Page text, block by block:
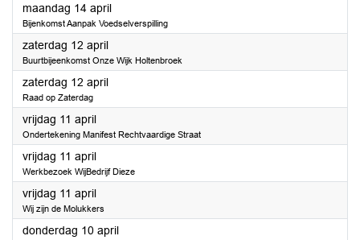
maandag 14 april2025
Bijenkomst Aanpak Voedselverspilling
zaterdag 12 april2025
Buurtbijeenkomst Onze Wijk Holtenbroek
zaterdag 12 april2025
Raad op Zaterdag
vrijdag 11 april2025
Ondertekening Manifest Rechtvaardige Straat
vrijdag 11 april2025
Werkbezoek WijBedrijf Dieze
vrijdag 11 april2025
Wij zijn de Molukkers
donderdag 10 april2025